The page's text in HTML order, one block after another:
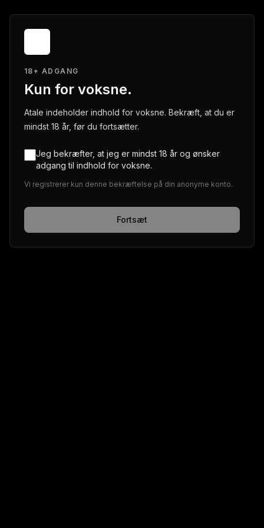
18+ ADGANG
Kun for voksne.
Atale indeholder indhold for voksne. Bekræft, at du er
mindst 18 år, før du fortsætter.
Jeg bekræfter, at jeg er mindst 18 år og ønsker
adgang til indhold for voksne.
Vi registrerer kun denne bekræftelse på din anonyme konto.
Fortsæt